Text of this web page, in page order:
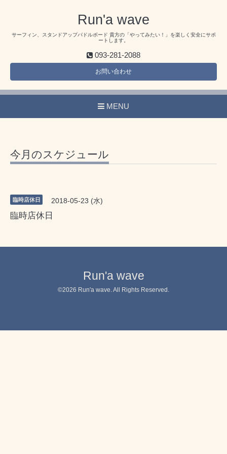
Run'a wave
サーフィン、スタンドアップパドルボード 貴方の「やってみたい！」を楽しく安全にサポ
ートします。
093-281-2088
お問い合わせ
MENU
今月のスケジュール
臨時店休日 2018-05-23 (水)
臨時店休日
Run'a wave
©2026 Run'a wave . All Rights Reserved.